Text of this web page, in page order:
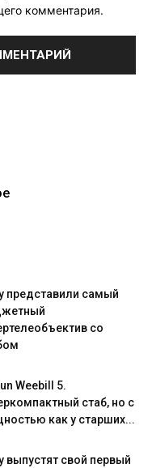
комментария.
представили самый
со
Weebill 5.
стаб, но с
как у старших...
выпустят свой первый